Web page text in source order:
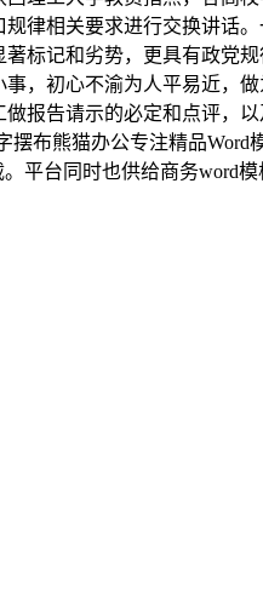
律相关要求进行交换讲话
标记和劣势，更具有政党
，初心不渝为人平易近，
报告请示的必定和点评，
摆布熊猫办公专注精品
平台同时也供给商务word